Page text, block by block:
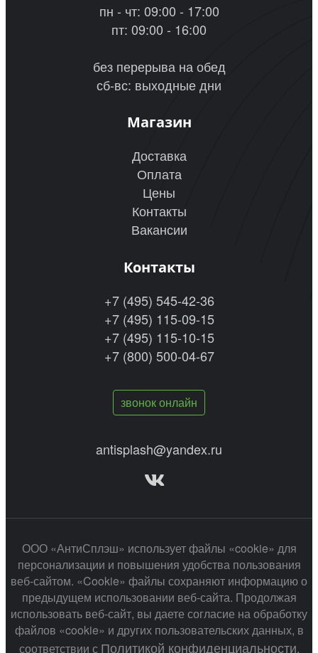
пн - чт: 09:00 - 17:00
пт: 09:00 - 16:00
без перерыва на обед
сб-вс: выходные дни
Магазин
Доставка
Оплата
Цены
Контакты
Вакансии
Контакты
+7 (495) 545-42-36
+7 (495) 115-09-15
+7 (495) 115-10-15
+7 (800) 500-04-67
звонок онлайн
antisplash@yandex.ru
ООО «АнтиСплэш» использует файлы «cookie» для
персонализации и повышения удобства пользования
веб-сайтом. «Cookie» файлы сохраняют информацию о
предыдущем использовании веб-сайта. Продолжая
использовать веб-сайт, вы даете согласие на обработку
файлов «cookie» и других пользовательских данных, в
соответствии с Политикой конфиденциальности.